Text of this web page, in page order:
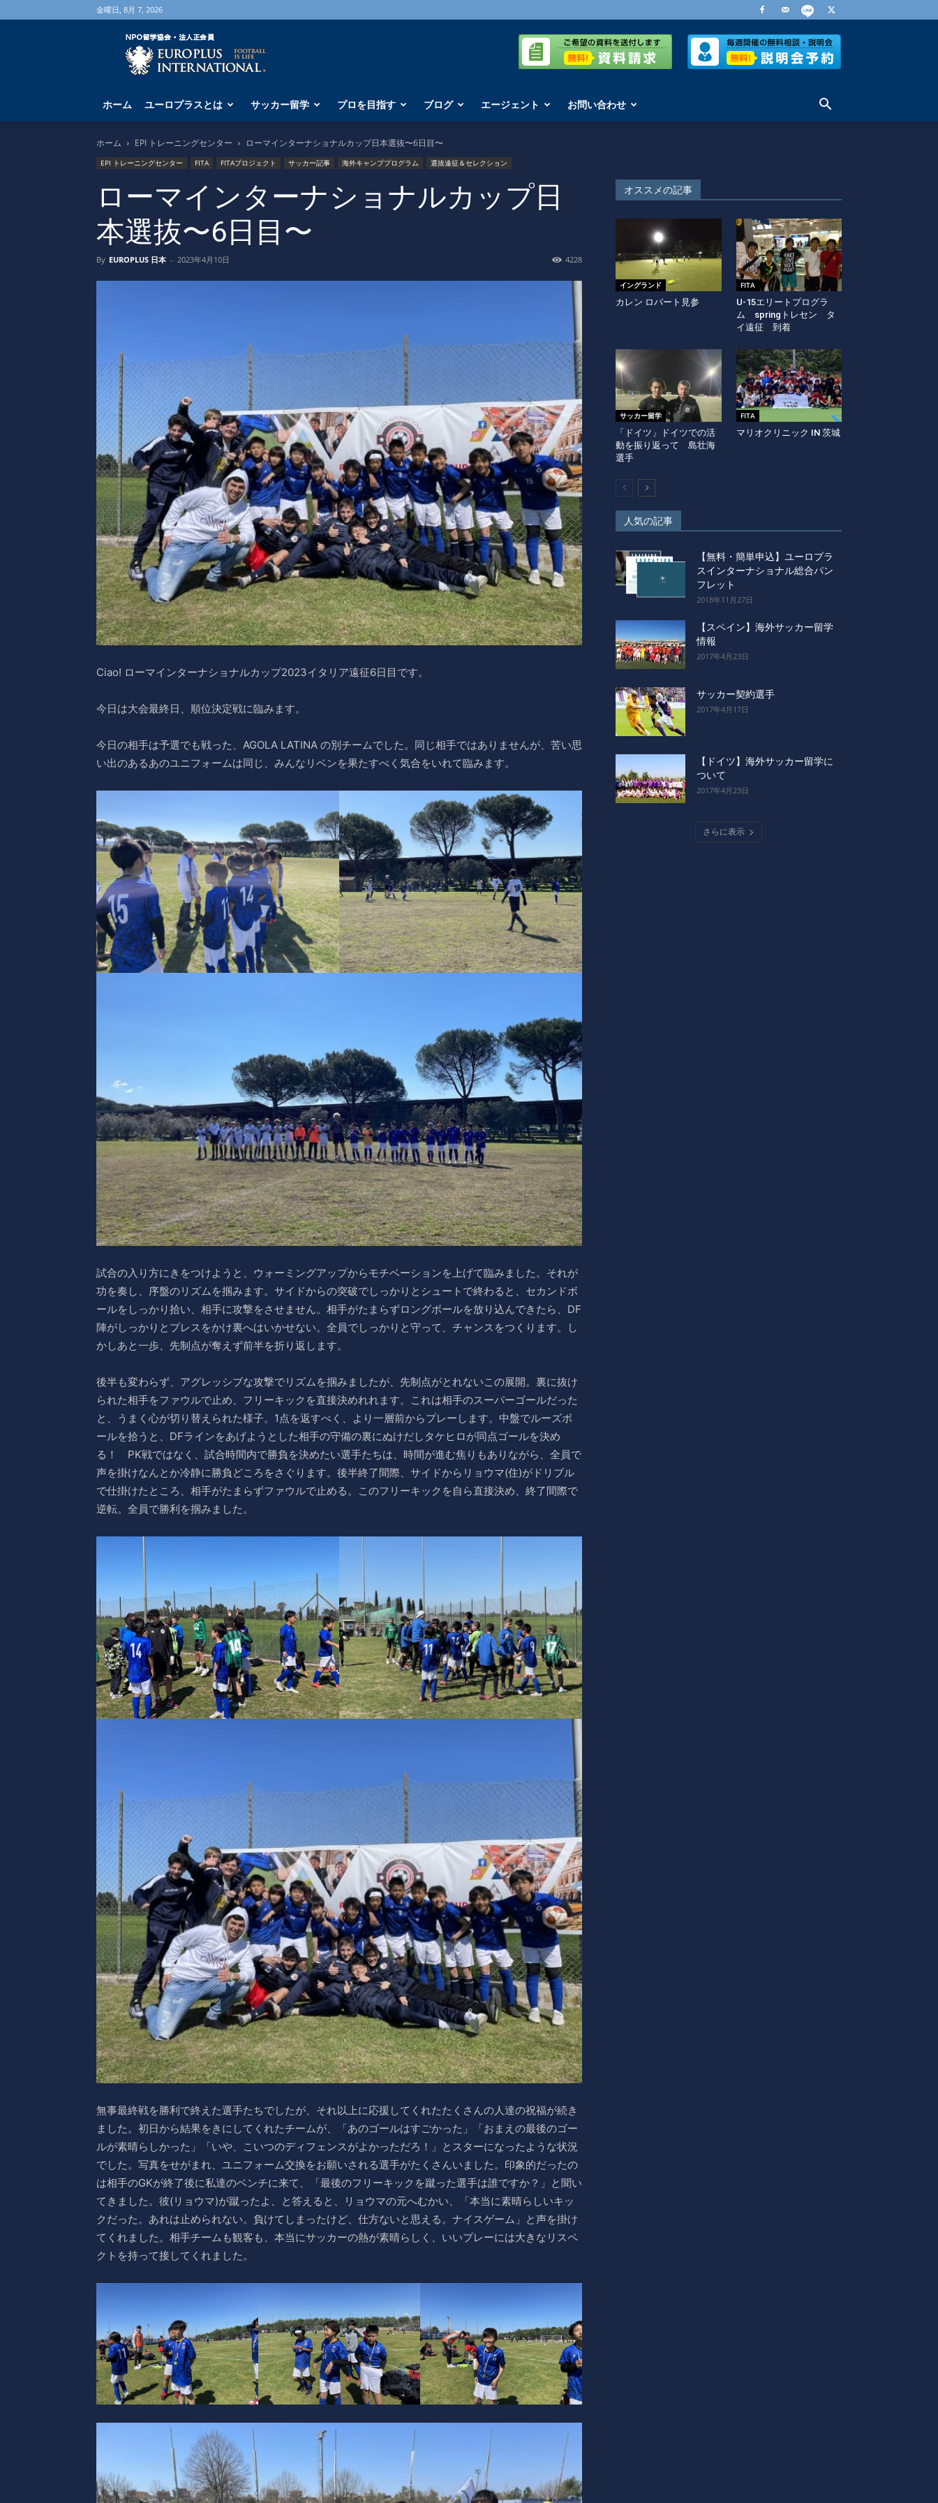
金曜日, 8月 7, 2026
海
外
サ
ー
学
な
ら
ユ
ー
ロ
プ
ス
ホーム ユーロプラスとは サッカー留学 プロを目指す ブログ エージェント お問い合わせ
ホーム EPI トレーニングセンター ローマインターナショナルカップ日本選抜〜6日目〜
EPI トレーニングセンター FITA FITAプロジェクト サッカー記事 海外キャンププログラム 選抜遠征＆セレクション
ローマインターナショナルカップ日
本選抜〜6日目〜
By EUROPLUS 日本 - 2023年4月10日 4228
Ciao! ローマインターナショナルカップ2023イタリア遠征6日目です。
今日は大会最終日、順位決定戦に臨みます。
今日の相手は予選でも戦った、AGOLA LATINA の別チームでした。同じ相手ではありませんが、苦い思
い出のあるあのユニフォームは同じ、みんなリベンを果たすべく気合をいれて臨みます。
試合の入り方にきをつけようと、ウォーミングアップからモチベーションを上げて臨みました。それが
功を奏し、序盤のリズムを掴みます。サイドからの突破でしっかりとシュートで終わると、セカンドボ
ールをしっかり拾い、相手に攻撃をさせません。相手がたまらずロングボールを放り込んできたら、DF
陣がしっかりとプレスをかけ裏へはいかせない。全員でしっかりと守って、チャンスをつくります。し
かしあと一歩、先制点が奪えず前半を折り返します。
後半も変わらず、アグレッシブな攻撃でリズムを掴みましたが、先制点がとれないこの展開。裏に抜け
られた相手をファウルで止め、フリーキックを直接決めれれます。これは相手のスーパーゴールだった
と、うまく心が切り替えられた様子。1点を返すべく、より一層前からプレーします。中盤でルーズボ
ールを拾うと、DFラインをあげようとした相手の守備の裏にぬけだしタケヒロが同点ゴールを決め
る！ PK戦ではなく、試合時間内で勝負を決めたい選手たちは、時間が進む焦りもありながら、全員で
声を掛けなんとか冷静に勝負どころをさぐります。後半終了間際、サイドからリョウマ(住)がドリブル
で仕掛けたところ、相手がたまらずファウルで止める。このフリーキックを自ら直接決め、終了間際で
逆転。全員で勝利を掴みました。
無事最終戦を勝利で終えた選手たちでしたが、それ以上に応援してくれたたくさんの人達の祝福が続き
ました。初日から結果をきにしてくれたチームが、「あのゴールはすごかった」「おまえの最後のゴー
ルが素晴らしかった」「いや、こいつのディフェンスがよかっただろ！」とスターになったような状況
でした。写真をせがまれ、ユニフォーム交換をお願いされる選手がたくさんいました。印象的だったの
は相手のGKが終了後に私達のベンチに来て、「最後のフリーキックを蹴った選手は誰ですか？」と聞い
てきました。彼(リョウマ)が蹴ったよ、と答えると、リョウマの元へむかい、「本当に素晴らしいキッ
クだった。あれは止められない。負けてしまったけど、仕方ないと思える。ナイスゲーム」と声を掛け
てくれました。相手チームも観客も、本当にサッカーの熱が素晴らしく、いいプレーには大きなリスペ
クトを持って接してくれました。
オススメの記事
イングランド
カレン ロバート見参
FITA
U-15エリートプログラ
ム springトレセン タ
イ遠征 到着
サッカー留学
「ドイツ」ドイツでの活
動を振り返って 島壮海
選手
FITA
マリオクリニック IN 茨城
人気の記事
【無料・簡単申込】ユーロプラ
スインターナショナル総合パン
フレット
2018年11月27日
【スペイン】海外サッカー留学
情報
2017年4月23日
サッカー契約選手
2017年4月17日
【ドイツ】海外サッカー留学に
ついて
2017年4月23日
さらに表示